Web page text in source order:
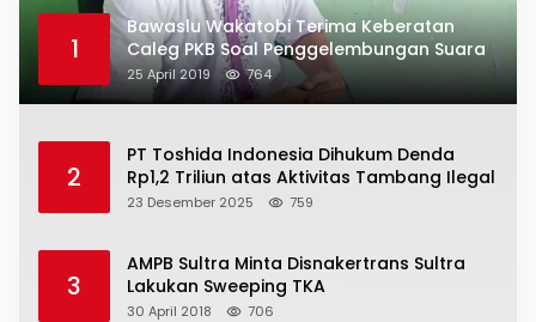
1
Bawaslu Wakatobi Terima Keberatan
Caleg PKB Soal Penggelembungan Suara
25 April 2019 764
2
PT Toshida Indonesia Dihukum Denda
Rp1,2 Triliun atas Aktivitas Tambang Ilegal
23 Desember 2025 759
3
AMPB Sultra Minta Disnakertrans Sultra
Lakukan Sweeping TKA
30 April 2018 706